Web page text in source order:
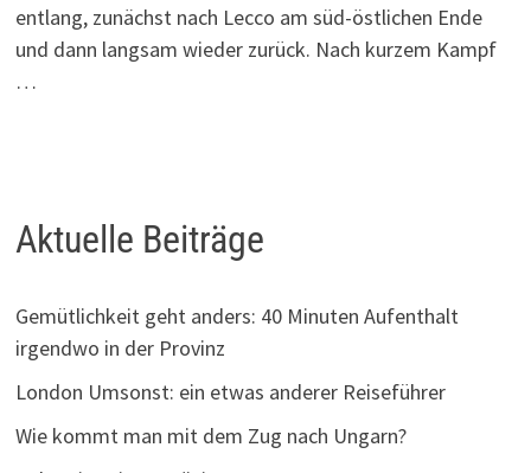
entlang, zunächst nach Lecco am süd-östlichen Ende
und dann langsam wieder zurück. Nach kurzem Kampf
…
Aktuelle Beiträge
Gemütlichkeit geht anders: 40 Minuten Aufenthalt
irgendwo in der Provinz
London Umsonst: ein etwas anderer Reiseführer
Wie kommt man mit dem Zug nach Ungarn?